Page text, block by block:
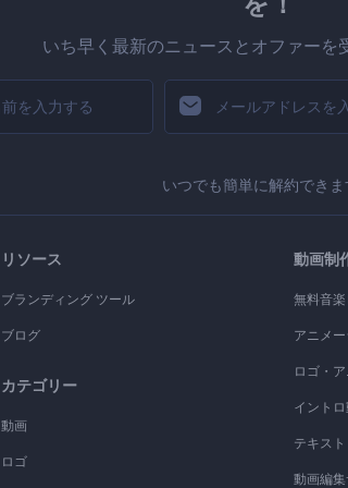
いち早く最新のニュースとオファーを
いつでも簡単に解約できま
リソース
ブランディング ツール
ブログ
カテゴリー
動画
ロゴ
動画制
無料音
アニメ
ロゴ・
イント
テキス
動画編集